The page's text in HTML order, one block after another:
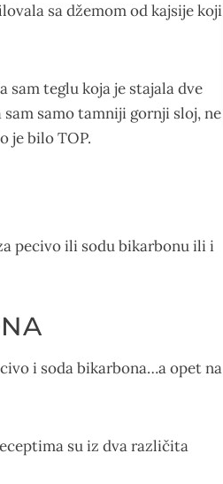
sa džemom od kajsije koji
sam teglu koja je stajala dve
samo tamniji gornji sloj, ne
je bilo TOP.
pecivo ili sodu bikarbonu ili i
i soda bikarbona…a opet na
su iz dva različita